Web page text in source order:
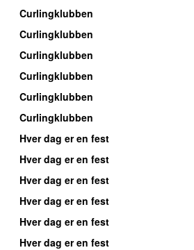
Curlingklubben
Curlingklubben
Curlingklubben
Curlingklubben
Curlingklubben
Curlingklubben
Hver dag er en fest
Hver dag er en fest
Hver dag er en fest
Hver dag er en fest
Hver dag er en fest
Hver dag er en fest